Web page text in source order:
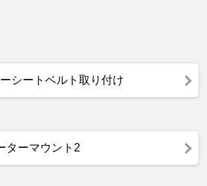
シートベルト取り付け
ターマウント2